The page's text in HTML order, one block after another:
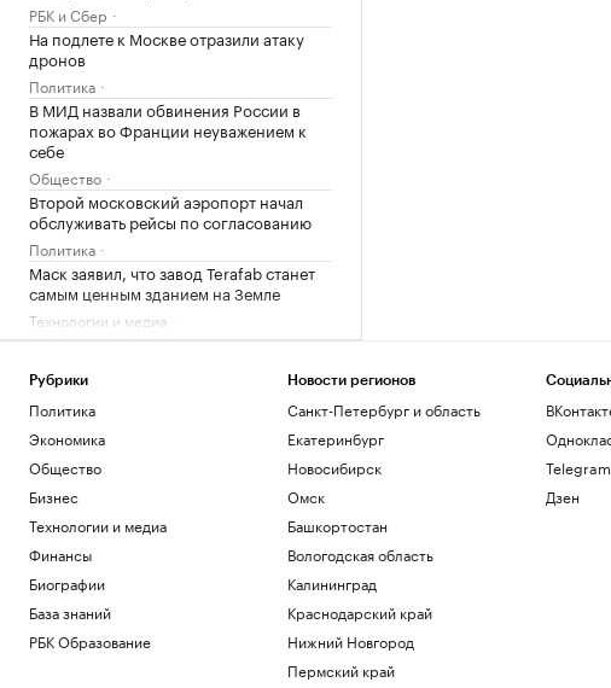
РБК и Сбер
На подлете к Москве отразили атаку
дронов
Политика
В МИД назвали обвинения России в
пожарах во Франции неуважением к
себе
Общество
Второй московский аэропорт начал
обслуживать рейсы по согласованию
Политика
Маск заявил, что завод Terafab станет
самым ценным зданием на Земле
Технологии и медиа
На Камчатке ограничат доступ к
Политика
Из роликов Белого дома и штаба
Трампа удалили песни Тейлор Свифт
Политика
рейсов по согласованию
Политика
Самый старый президент в мире уже
два месяца не появлялся в своей
стране
Политика
Между Финляндией и Швецией начнут
ходить поезда впервые почти за 40 лет
Рубрики
Политика
Экономика
Общество
Бизнес
Технологии и медиа
Финансы
Биографии
База знаний
РБК Образование
Новости регионов
Санкт-Петербург и область
Екатеринбург
Новосибирск
Омск
Башкортостан
Вологодская область
Калининград
Краснодарский край
Нижний Новгород
Пермский край
Telegram
Дзен